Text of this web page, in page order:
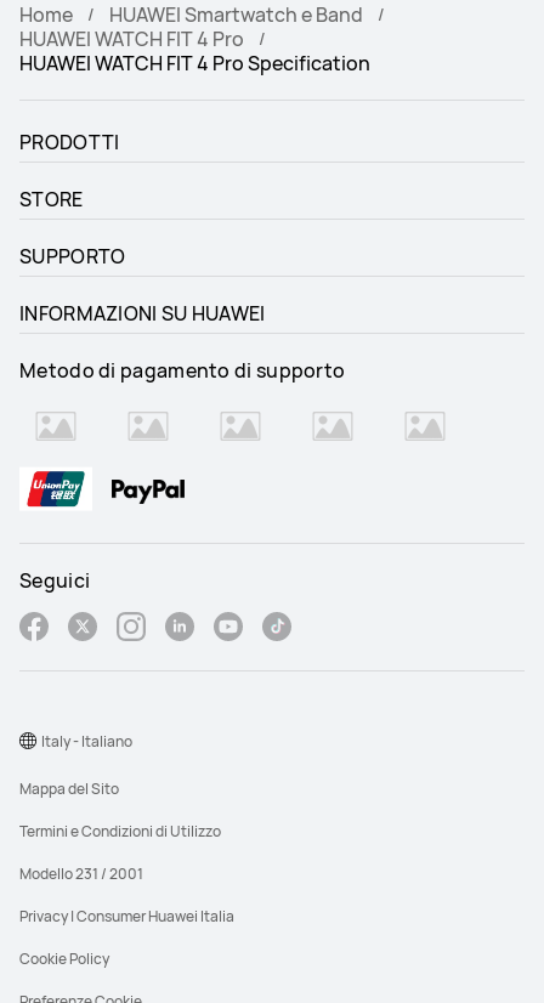
Home
HUAWEI Smartwatch e Band
HUAWEI WATCH FIT 4 Pro
HUAWEI WATCH FIT 4 Pro Specification
PRODOTTI
STORE
SUPPORTO
INFORMAZIONI SU HUAWEI
Metodo di pagamento di supporto
Seguici
Mappa del Sito
Termini e Condizioni di Utilizzo
Modello 231 / 2001
Privacy | Consumer Huawei Italia
Cookie Policy
Italy - Italiano